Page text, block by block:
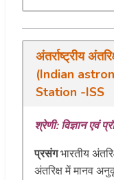
अंतर्राष्ट्रीय
(Indian
Station -ISS
श्रेणी: विज्ञान एवं
प्रसंगभारतीय
अंतरिक्ष में मानव